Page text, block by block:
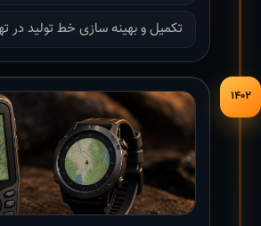
تکمیل و بهینه سازی خط تولید در
۱۴۰۲